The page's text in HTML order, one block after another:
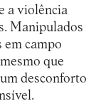
a violência
Manipulados
em campo
que
desconforto